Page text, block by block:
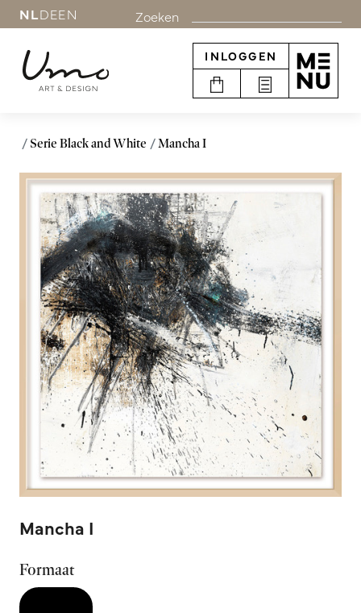
NLDEEN Zoeken
INLOGGEN
Serie Black and White Mancha I
Mancha I
Formaat